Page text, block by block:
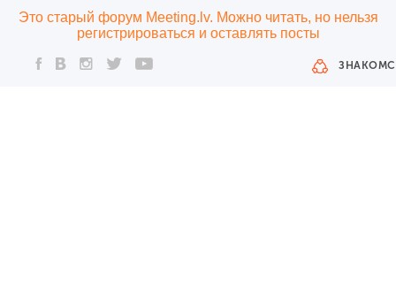
Это старый форум Meeting.lv. Можно читать, но нельзя
регистрироваться и оставлять посты